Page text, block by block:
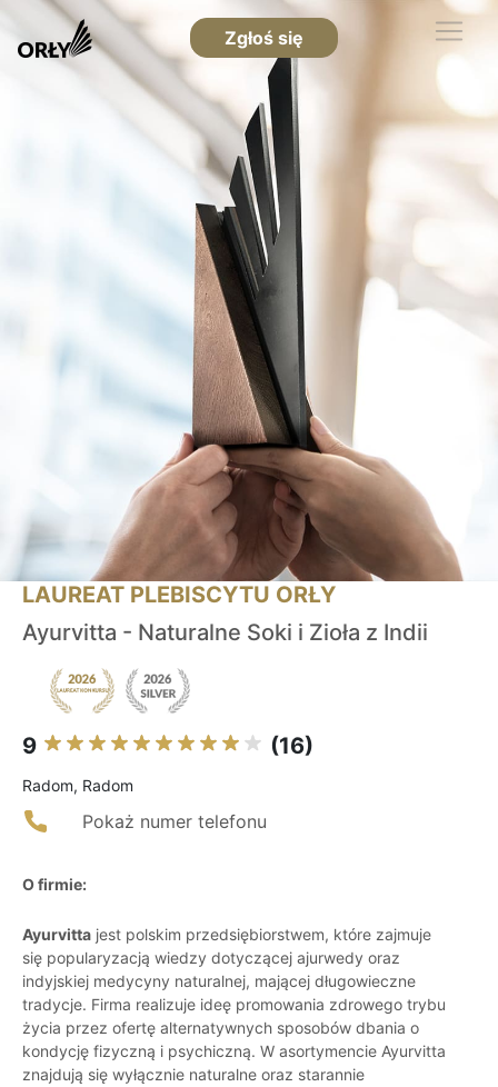
Zgłoś się
LAUREAT PLEBISCYTU ORŁY
Ayurvitta - Naturalne Soki i Zioła z Indii
9 (16)
Radom, Radom
Pokaż numer telefonu
O firmie:
Ayurvitta jest polskim przedsiębiorstwem, które zajmuje
się popularyzacją wiedzy dotyczącej ajurwedy oraz
indyjskiej medycyny naturalnej, mającej długowieczne
tradycje. Firma realizuje ideę promowania zdrowego trybu
życia przez ofertę alternatywnych sposobów dbania o
kondycję fizyczną i psychiczną. W asortymencie Ayurvitta
znajdują się wyłącznie naturalne oraz starannie